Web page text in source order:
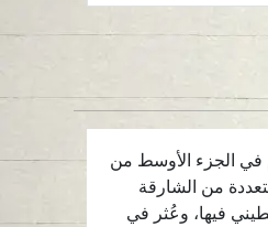
منطقة المدام في الجزء الأوسط من
استكشاف الثقيبة أواخر عام 1987م، من قبل فرق أثرية متعددة من الشارقة
فيها، وعُثر في